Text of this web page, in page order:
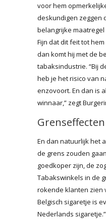
voor hem
deskundigen zeggen
belangrijke
Fijn dat dit feit tot
dan komt hij met de
tabaksindustrie. “Bij
heb je het risico van
enzovoort. En dan is
winnaar,” zegt
Grenseffecten
En dan natuurlijk het
de grens zouden
goedkoper zijn, de
Tabakswinkels in de
rokende klanten zien
Belgisch sigaretje is
Nederlands sigaretje.”